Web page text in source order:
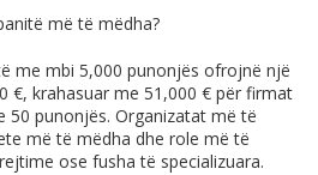
më të mëdha?
me mbi 5,000 punonjës ofrojnë një
€, krahasuar me 51,000 € për firmat
50 punonjës. Organizatat më të
më të mëdha dhe role më të
ose fusha të specializuara.